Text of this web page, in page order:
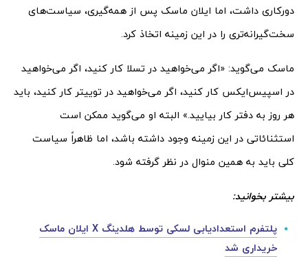
دورکاری داشت، اما ایلان ماسک پس از همه‌گیری، سیاست‌های
سخت‌گیرانه‌تری را در این زمینه اتخاذ کرد.
ماسک می‌گوید: «اگر می‌خواهید در تسلا کار کنید، اگر می‌خواهید
در اسپیس‌ایکس کار کنید، اگر می‌خواهید در توییتر کار کنید، باید
هر روز به دفتر کار بیایید.» البته او می‌گوید ممکن است
استثنائاتی در این زمینه وجود داشته باشد، اما ظاهراً سیاست
کلی باید به همین منوال در نظر گرفته شود.
بیشتر بخوانید:
پلتفرم استعدادیابی لسکی توسط هلدینگ X ایلان ماسک
خریداری شد